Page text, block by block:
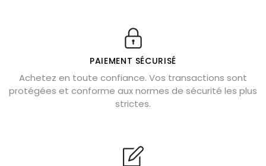
Véritable citrine naturelle non chauffée
Où placer la citrine dans la maison
Cornaline : propriétés magiques
Capricorne : quelles pierres choisir
Shungite : purification et protection
PAIEMENT SÉCURISÉ
Achetez en toute confiance. Vos transactions sont
protégées et conforme aux normes de sécurité les plus
strictes.